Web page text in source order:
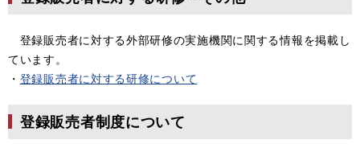
登録販売者に対する外部研修の実施機関に関する情報を掲載し
ています。
・ 登録販売者に対する研修について
登録販売者制度について